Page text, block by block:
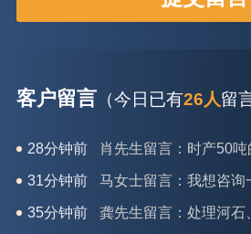
客户留言 （今日已有26人留
31分钟前 马女士留言：我想咨询一
35分钟前 龚先生留言：处理河石、花岗岩
39分钟前 翟先生留言：石头碎沙